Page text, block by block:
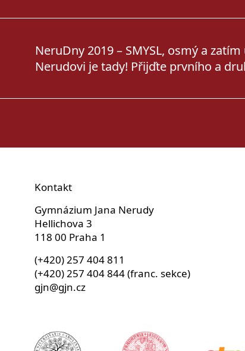
NeruDny 2019 – SMYSL, osmý a
Nerudovi je tady! Přijďte prvního a
Kontakt
Gymnázium Jana Nerudy
Hellichova 3
118 00 Praha 1
(+420) 257 404 811
(+420) 257 404 844 (franc. sekce)
gjn@gjn.cz